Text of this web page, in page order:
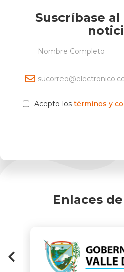
Suscríbase
Acepto los términos y
Enlaces